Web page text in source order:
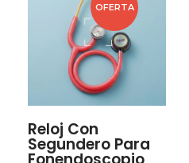
OFERTA
Reloj Con
Segundero Para